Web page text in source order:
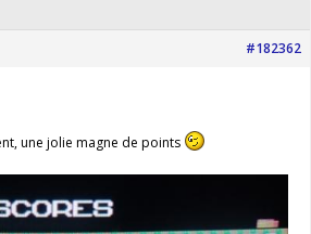
#182362
une jolie magne de points